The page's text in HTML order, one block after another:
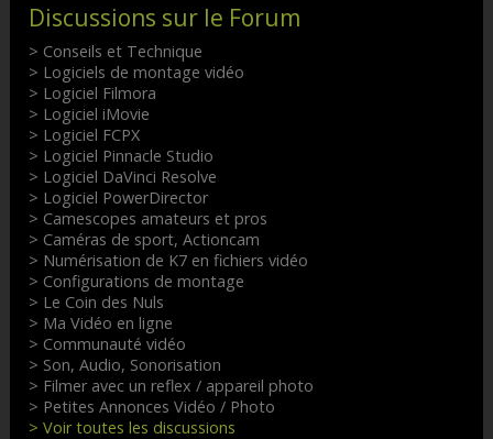
Discussions sur le Forum
> Conseils et Technique
> Logiciels de montage vidéo
> Logiciel Filmora
> Logiciel iMovie
> Logiciel FCPX
> Logiciel Pinnacle Studio
> Logiciel DaVinci Resolve
> Logiciel PowerDirector
> Camescopes amateurs et pros
> Caméras de sport, Actioncam
> Numérisation de K7 en fichiers vidéo
> Configurations de montage
> Le Coin des Nuls
> Ma Vidéo en ligne
> Communauté vidéo
> Son, Audio, Sonorisation
> Filmer avec un reflex / appareil photo
> Petites Annonces Vidéo / Photo
> Voir toutes les discussions